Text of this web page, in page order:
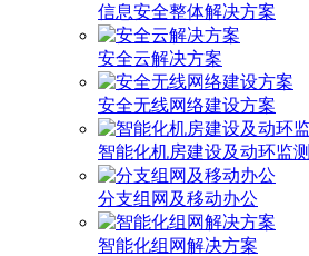
信息安全整体解决方案
安全云解决方案
安全无线网络建设方案
智能化机房建设及动环监测
分支组网及移动办公
智能化组网解决方案